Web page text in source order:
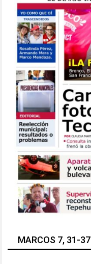
MARCOS 7, 31-37